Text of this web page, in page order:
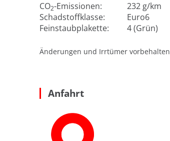
CO2-Emissionen:
232 g/km
Schadstoffklasse:
Euro6
Feinstaubplakette:
4 (Grün)
Änderungen und Irrtümer vorbehalten
Anfahrt